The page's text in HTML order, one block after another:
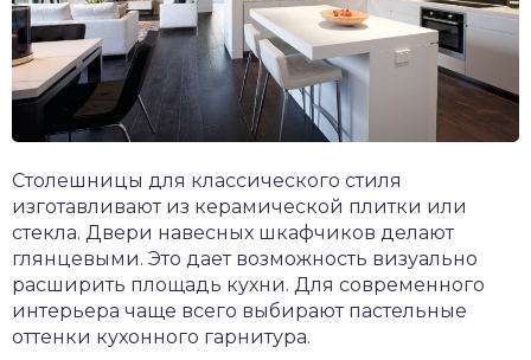
Столешницы для классического стиля
изготавливают из керамической плитки или
стекла. Двери навесных шкафчиков делают
глянцевыми. Это дает возможность визуально
расширить площадь кухни. Для современного
интерьера чаще всего выбирают пастельные
оттенки кухонного гарнитура.